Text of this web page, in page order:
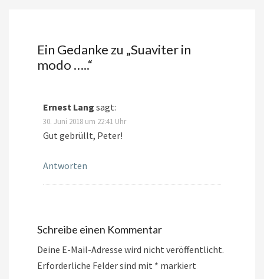
Ein Gedanke zu „Suaviter in
modo …..“
Ernest Lang sagt:
30. Juni 2018 um 22:41 Uhr
Gut gebrüllt, Peter!
Antworten
Schreibe einen Kommentar
Deine E-Mail-Adresse wird nicht veröffentlicht.
Erforderliche Felder sind mit * markiert